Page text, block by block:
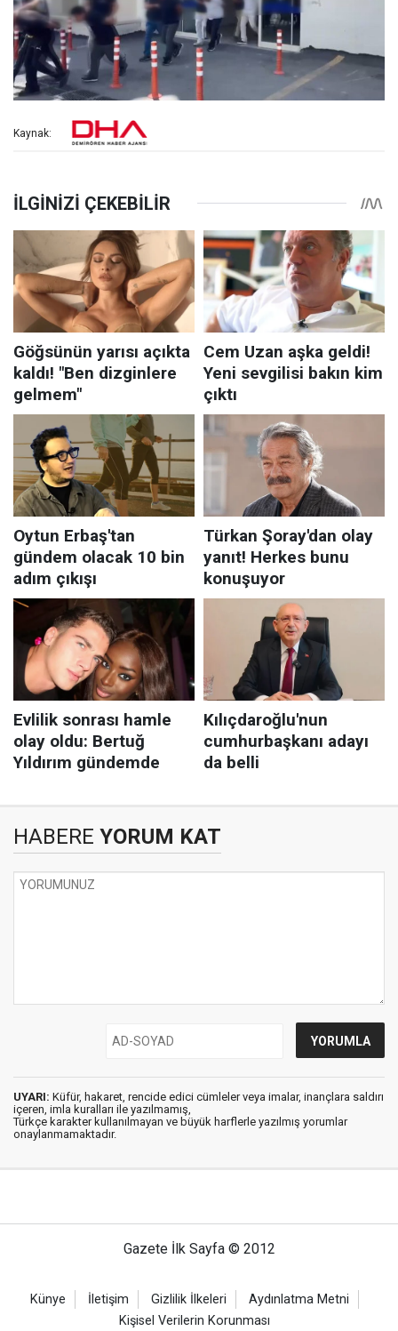
Kaynak:
HABERE YORUM KAT
UYARI: Küfür, hakaret, rencide edici cümleler veya imalar, inançlara saldırı
içeren, imla kuralları ile yazılmamış,
Türkçe karakter kullanılmayan ve büyük harflerle yazılmış yorumlar
onaylanmamaktadır.
Gazete İlk Sayfa © 2012
Künye İletişim Gizlilik İlkeleri
Aydınlatma Metni
Kişisel Verilerin Korunması